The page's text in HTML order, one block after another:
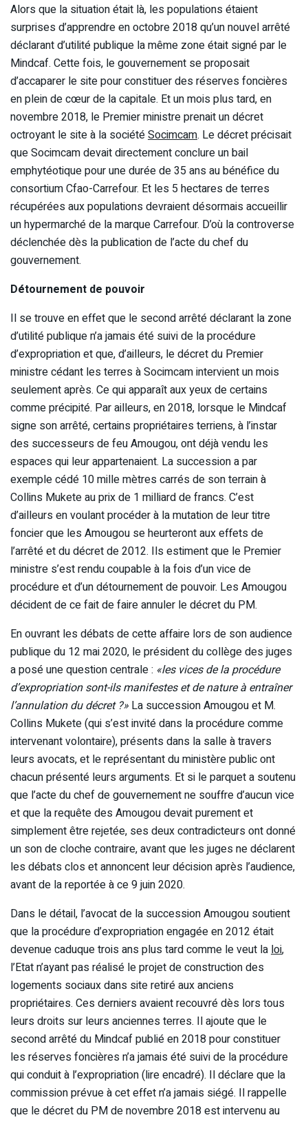
Alors que la situation était là, les populations étaient
surprises d’apprendre en octobre 2018 qu’un nouvel arrêté
déclarant d’utilité publique la même zone était signé par le
Mindcaf. Cette fois, le gouvernement se proposait
d’accaparer le site pour constituer des réserves foncières
en plein de cœur de la capitale. Et un mois plus tard, en
novembre 2018, le Premier ministre prenait un décret
octroyant le site à la sociétéSocimcam. Le décret précisait
que Socimcam devait directement conclure un bail
emphytéotique pour une durée de 35 ans au bénéfice du
consortium Cfao-Carrefour. Et les 5 hectares de terres
récupérées aux populations devraient désormais accueillir
un hypermarché de la marque Carrefour. D’où la controverse
déclenchée dès la publication de l’acte du chef du
gouvernement.
Détournement de pouvoir
Il se trouve en effet que le second arrêté déclarant la zone
d’utilité publique n’a jamais été suivi de la procédure
d’expropriation et que, d’ailleurs, le décret du Premier
ministre cédant les terres à Socimcam intervient un mois
seulement après. Ce qui apparaît aux yeux de certains
comme précipité. Par ailleurs, en 2018, lorsque le Mindcaf
signe son arrêté, certains propriétaires terriens, à l’instar
des successeurs de feu Amougou, ont déjà vendu les
espaces qui leur appartenaient. La succession a par
exemple cédé 10 mille mètres carrés de son terrain à
Collins Mukete au prix de 1 milliard de francs. C’est
d’ailleurs en voulant procéder à la mutation de leur titre
foncier que les Amougou se heurteront aux effets de
l’arrêté et du décret de 2012. Ils estiment que le Premier
ministre s’est rendu coupable à la fois d’un vice de
procédure et d’un détournement de pouvoir. Les Amougou
décident de ce fait de faire annuler le décret du PM.
En ouvrant les débats de cette affaire lors de son audience
publique du 12 mai 2020, le président du collège des juges
a posé une question centrale : «les vices de la procédure
d’expropriation sont-ils manifestes et de nature à entraîner
l’annulation du décret ?» La succession Amougou et M.
Collins Mukete (qui s’est invité dans la procédure comme
intervenant volontaire), présents dans la salle à travers
leurs avocats, et le représentant du ministère public ont
chacun présenté leurs arguments. Et si le parquet a soutenu
que l’acte du chef de gouvernement ne souffre d’aucun vice
et que la requête des Amougou devait purement et
simplement être rejetée, ses deux contradicteurs ont donné
un son de cloche contraire, avant que les juges ne déclarent
les débats clos et annoncent leur décision après l’audience,
avant de la reportée à ce 9 juin 2020.
Dans le détail, l’avocat de la succession Amougou soutient
que la procédure d’expropriation engagée en 2012 était
devenue caduque trois ans plus tard comme le veut la loi,
l’Etat n’ayant pas réalisé le projet de construction des
logements sociaux dans site retiré aux anciens
propriétaires. Ces derniers avaient recouvré dès lors tous
leurs droits sur leurs anciennes terres. Il ajoute que le
second arrêté du Mindcaf publié en 2018 pour constituer
les réserves foncières n’a jamais été suivi de la procédure
qui conduit à l’expropriation (lire encadré). Il déclare que la
commission prévue à cet effet n’a jamais siégé. Il rappelle
que le décret du PM de novembre 2018 est intervenu au